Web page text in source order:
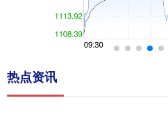
热点资讯